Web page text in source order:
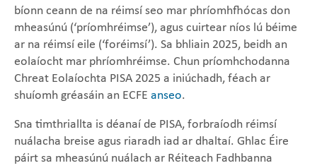
bíonn ceann de na réimsí seo mar phríomhfhócas don
mheasúnú (‘príomhréimse’), agus cuirtear níos lú béime
ar na réimsí eile (‘foréimsí’). Sa bhliain 2025, beidh an
eolaíocht mar phríomhréimse. Chun príomhchodanna
Chreat Eolaíochta PISA 2025 a iniúchadh, féach ar
shuíomh gréasáin an ECFE anseo.
Sna timthriallta is déanaí de PISA, forbraíodh réimsí
nuálacha breise agus riaradh iad ar dhaltaí. Ghlac Éire
páirt sa mheasúnú nuálach ar Réiteach Fadhbanna